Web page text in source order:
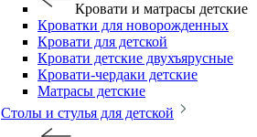
Кровати и матрасы детские
Кроватки для новорожденных
Кровати для детской
Кровати детские двухъярусные
Кровати-чердаки детские
Матрасы детские
Столы и стулья для детской